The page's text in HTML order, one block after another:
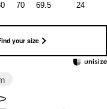
70 69.5
24
your size